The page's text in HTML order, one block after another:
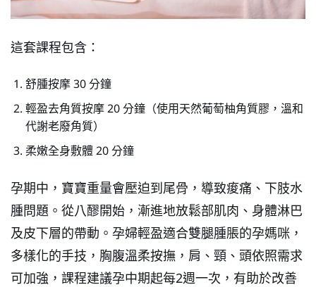
這套課程包含：
舒腫按摩 30 分鐘
輕盈去角質按摩 20 分鐘（使用天然葡萄柚角質膠，溫和
代謝老廢角質）
柔嫩全身敷體 20 分鐘
孕期中，寶寶重量會壓迫到尾骨，導致痠痛、下肢水
腫問題。從八醪開始，漸進地放鬆部肌肉、身體淋巴
及皮下層的帶動。孕婦輕盈適合雙腿腫脹的孕媽咪，
多樣化的手技，胸腹溫柔按撫，肩、頸、頭依照需求
可加強，課程建議孕中期起每2週一次，有助於改善